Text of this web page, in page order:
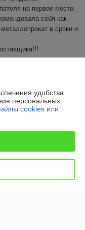
на первое место.
себя как
в сроки и
удобства
персональных
cookies или